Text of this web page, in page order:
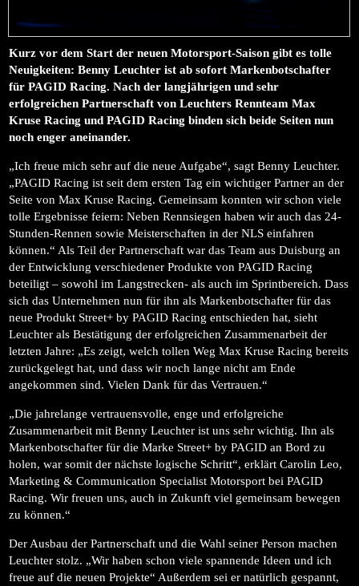
Kurz vor dem Start der neuen Motorsport-Saison gibt es tolle
Neuigkeiten: Benny Leuchter ist ab sofort Markenbotschafter
für PAGID Racing. Nach der langjährigen und sehr
erfolgreichen Partnerschaft von Leuchters Rennteam Max
Kruse Racing und PAGID Racing binden sich beide Seiten nun
noch enger aneinander.
„Ich freue mich sehr auf die neue Aufgabe“, sagt Benny Leuchter.
„PAGID Racing ist seit dem ersten Tag ein wichtiger Partner an der
Seite von Max Kruse Racing. Gemeinsam konnten wir schon viele
tolle Ergebnisse feiern: Neben Rennsiegen haben wir auch das 24-
Stunden-Rennen sowie Meisterschaften in der NLS einfahren
können.“ Als Teil der Partnerschaft war das Team aus Duisburg an
der Entwicklung verschiedener Produkte von PAGID Racing
beteiligt – sowohl im Langstrecken- als auch im Sprintbereich. Dass
sich das Unternehmen nun für ihn als Markenbotschafter für das
neue Produkt Street+ by PAGID Racing entschieden hat, sieht
Leuchter als Bestätigung der erfolgreichen Zusammenarbeit der
letzten Jahre: „Es zeigt, welch tollen Weg Max Kruse Racing bereits
zurückgelegt hat, und dass wir noch lange nicht am Ende
angekommen sind. Vielen Dank für das Vertrauen.“
„Die jahrelange vertrauensvolle, enge und erfolgreiche
Zusammenarbeit mit Benny Leuchter ist uns sehr wichtig. Ihn als
Markenbotschafter für die Marke Street+ by PAGID an Bord zu
holen, war somit der nächste logische Schritt“, erklärt Carolin Leo,
Marketing & Communication Specialist Motorsport bei PAGID
Racing. Wir freuen uns, auch in Zukunft viel gemeinsam bewegen
zu können.“
Der Ausbau der Partnerschaft und die Wahl seiner Person machen
Leuchter stolz. „Wir haben schon viele spannende Ideen und ich
freue auf die neuen Projekte“ Außerdem sei er natürlich gespannt,